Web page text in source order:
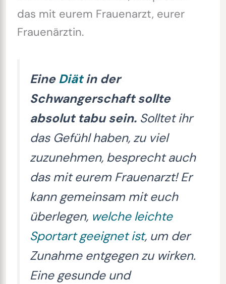
das mit eurem Frauenarzt, eurer
Frauenärztin.
EineDiätin der
Schwangerschaft sollte
absolut tabu sein.Solltet ihr
das Gefühl haben, zu viel
zuzunehmen, besprecht auch
das mit eurem Frauenarzt! Er
kann gemeinsam mit euch
überlegen, welche leichte
Sportart geeignet ist, um der
Zunahme entgegen zu wirken.
Eine gesunde und